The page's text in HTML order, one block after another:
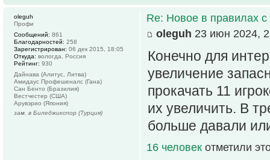
Re: Новое в правилах с
oleguh 23 июн 2024,
Конечно для
увеличение
прокачать 11
их увеличить. В
больше давали
16 человек отметили
oleguh
Профи
Сообщений: 861
Благодарностей: 258
Зарегистрирован: 06 дек 2015, 18:05
Откуда: вологда, Россия
Рейтинг: 930
Дайнава (Алитус, Литва)
Амидаус Профешеналс (Гана)
Сан Бенто (Бразилия)
Вестчестер (США)
Арувэрио (Япония)
зам. в Биледжикспор (Турция)